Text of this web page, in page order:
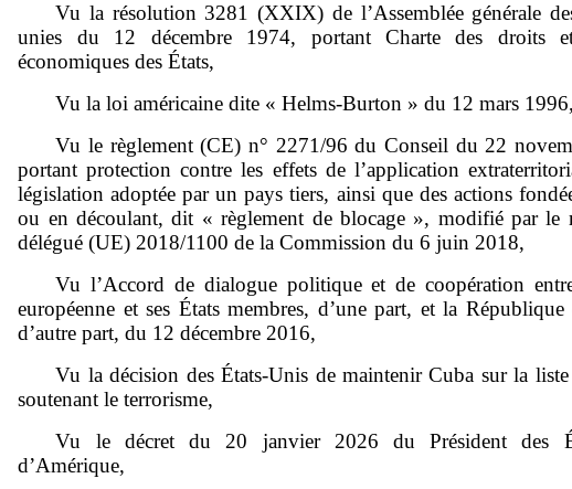
Vu la résolution 3281 (XXIX) de l’Assemblée générale
unies du 12 décembre 1974, portant Charte des droits
économiques des États,
Vu la loi américaine dite « Helms‑Burton » du 12 mars 1996,
Vu le règlement (CE) n° 2271/96 du Conseil du 22
portant protection contre les effets de l’application
législation adoptée par un pays tiers, ainsi que des actions
ou en découlant, dit « règlement de blocage », modifié par le
délégué (UE) 2018/1100 de la Commission du 6 juin 2018,
Vu l’Accord de dialogue politique et de coopération
européenne et ses États membres, d’une part, et la
d’autre part, du 12 décembre 2016,
Vu la décision des États‑Unis de maintenir Cuba sur la liste
soutenant le terrorisme,
Vu le décret du 20 janvier 2026 du Président des
d’Amérique,